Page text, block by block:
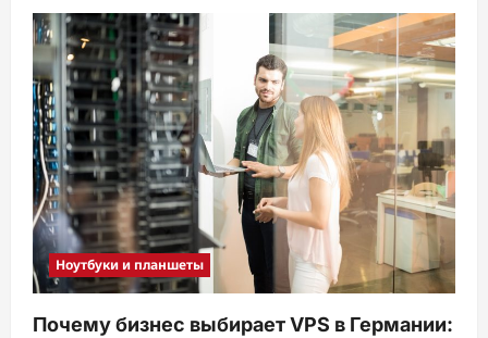
Ноутбуки и планшеты
Почему бизнес выбирает VPS в Германии: